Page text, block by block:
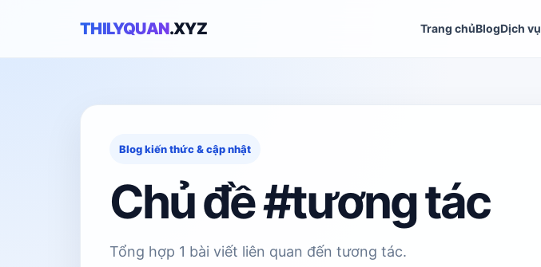
THILYQUAN.XYZ Trang chủBlogDịch vụ
Blog kiến thức & cập nhật
Chủ đề #tương tác
Tổng hợp 1 bài viết liên quan đến tương tác.